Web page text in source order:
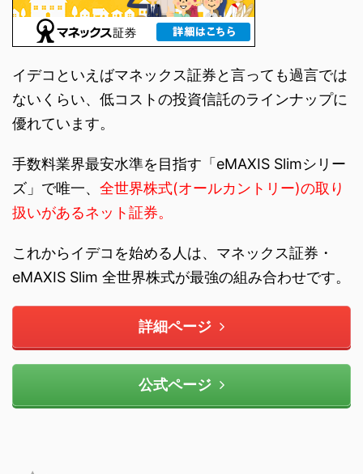
イデコといえばマネックス証券と言っても過言では
ないくらい、低コストの投資信託のラインナップに
優れています。
手数料業界最安水準を目指す「eMAXIS Slimシリー
ズ」で唯一、 全世界株式(オールカントリー)の取り
扱いがあるネット証券。
これからイデコを始める人は、マネックス証券・
eMAXIS Slim 全世界株式が最強の組み合わせです。
詳細ページ
公式ページ